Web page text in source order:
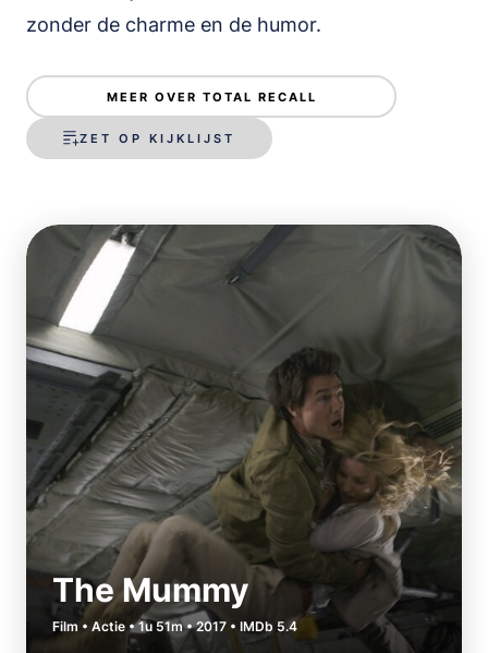
zonder de charme en de humor.
MEER OVER TOTAL RECALL
ZET OP KIJKLIJST
The Mummy
Film • Actie • 1u 51m • 2017 • IMDb 5.4